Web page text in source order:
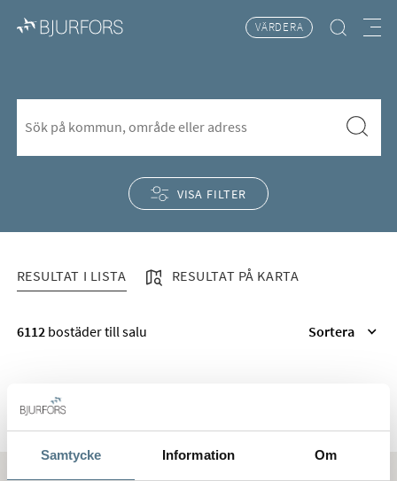
Samtycke Information Om
VÄRDERA
Hitta bostad
Meny
Västra Ämtervik
VISA FILTER
RESULTAT I LISTA RESULTAT PÅ KARTA
6112bostäder till salu Sortera